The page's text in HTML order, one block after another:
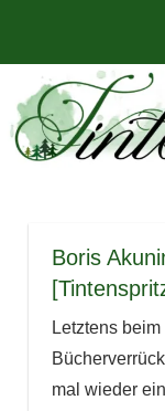
springen
Tintenhain
–
Der
Rezensionen
und
mehr
Boris
Letztens
mal wieder